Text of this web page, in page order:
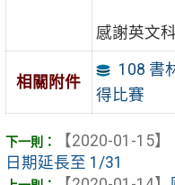
感謝英文
相關附件
108 書
得比賽
【2020-01-15】
日期延長至 1/31